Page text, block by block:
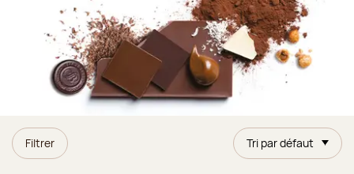
Filtrer Tri par défaut